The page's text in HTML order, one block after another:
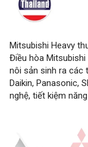
Mitsubishi Heavy
Điều hòa Mitsubishi
nôi sản sinh ra các
Daikin, Panasonic,
nghệ, tiết kiệm